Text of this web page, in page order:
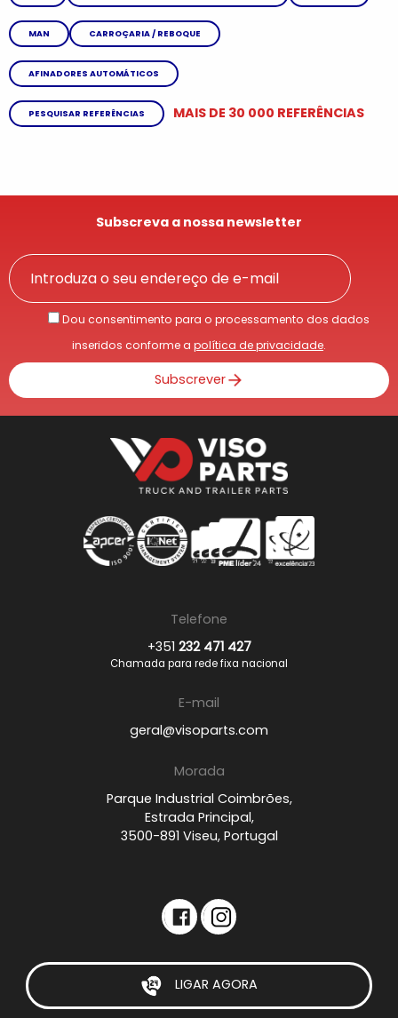
MAN CARROÇARIA / REBOQUE
AFINADORES AUTOMÁTICOS
PESQUISAR REFERÊNCIAS MAIS DE 30 000 REFERÊNCIAS
Subscreva a nossa newsletter
Dou consentimento para o processamento dos dados
inseridos conforme a política de privacidade.
Subscrever
Telefone
+351 232 471 427
Chamada para rede fixa nacional
E-mail
geral@visoparts.com
Morada
Parque Industrial Coimbrões,
Estrada Principal,
3500-891 Viseu, Portugal
LIGAR AGORA